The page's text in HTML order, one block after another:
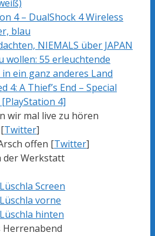
4 – DualShock 4 Wireless
blau
NIEMALS über JAPAN
wollen: 55 erleuchtende
in ein ganz anderes Land
4: A Thief’s End – Special
4]
wir mal live zu hören
Twitter]
offen [Twitter]
der Werkstatt
Screen
vorne
hinten